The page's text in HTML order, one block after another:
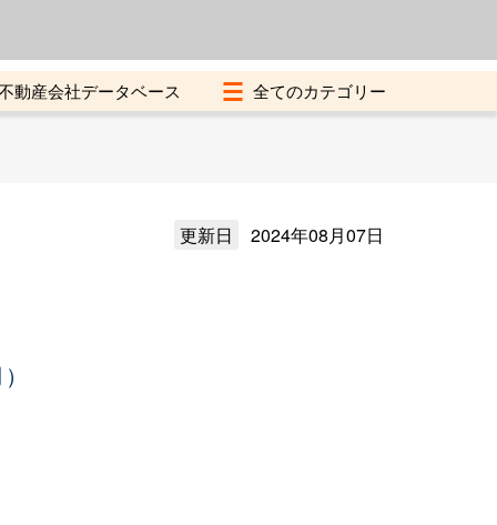
動産会社データベース
更新日 2024年08月07日